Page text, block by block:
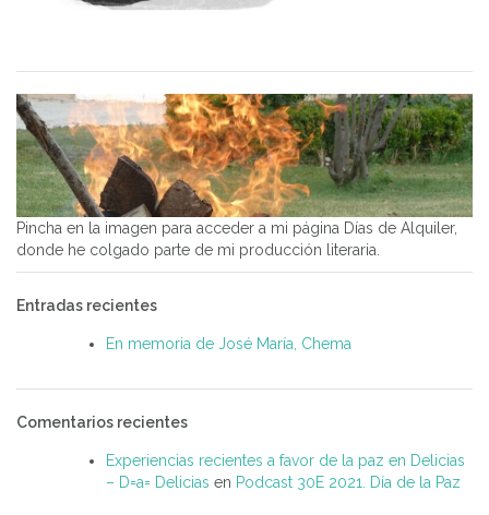
Pincha en la imagen para acceder a mi página Días de Alquiler,
donde he colgado parte de mi producción literaria.
Entradas recientes
En memoria de José María, Chema
Comentarios recientes
Experiencias recientes a favor de la paz en Delicias
– D=a= Delicias en Podcast 30E 2021. Día de la Paz